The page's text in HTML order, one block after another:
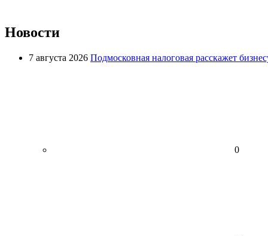
Новости
7 августа 2026 Подмосковная налоговая расскажет
0